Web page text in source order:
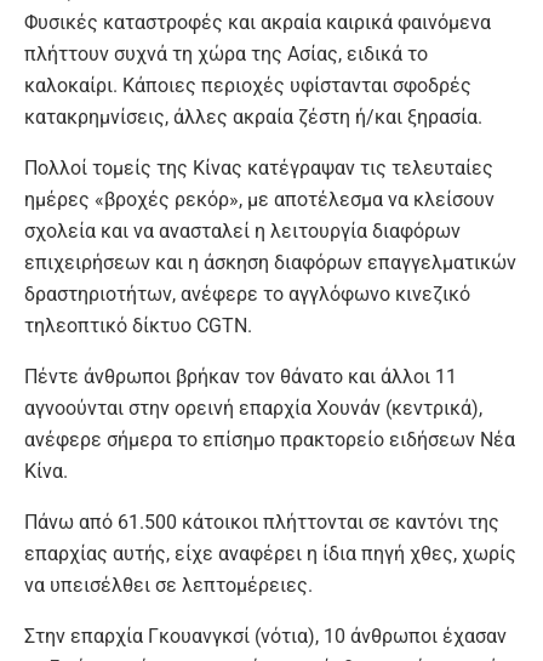
Φυσικές καταστροφές και ακραία καιρικά φαινόμενα
πλήττουν συχνά τη χώρα της Ασίας, ειδικά το
καλοκαίρι. Κάποιες περιοχές υφίστανται σφοδρές
κατακρημνίσεις, άλλες ακραία ζέστη ή/και ξηρασία.
Πολλοί τομείς της Κίνας κατέγραψαν τις τελευταίες
ημέρες «βροχές ρεκόρ», με αποτέλεσμα να κλείσουν
σχολεία και να ανασταλεί η λειτουργία διαφόρων
επιχειρήσεων και η άσκηση διαφόρων επαγγελματικών
δραστηριοτήτων, ανέφερε το αγγλόφωνο κινεζικό
τηλεοπτικό δίκτυο CGTN.
Πέντε άνθρωποι βρήκαν τον θάνατο και άλλοι 11
αγνοούνται στην ορεινή επαρχία Χουνάν (κεντρικά),
ανέφερε σήμερα το επίσημο πρακτορείο ειδήσεων Νέα
Κίνα.
Πάνω από 61.500 κάτοικοι πλήττονται σε καντόνι της
επαρχίας αυτής, είχε αναφέρει η ίδια πηγή χθες, χωρίς
να υπεισέλθει σε λεπτομέρειες.
Στην επαρχία Γκουανγκσί (νότια), 10 άνθρωποι έχασαν